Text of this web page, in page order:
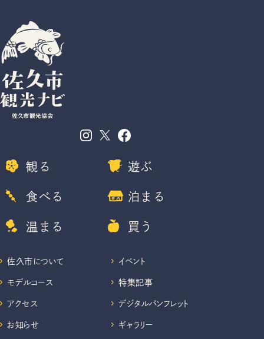
観る 遊ぶ
食べる 泊まる
温まる 買う
佐久市について イベント
モデルコース 特集記事
アクセス デジタルパンフレット
お知らせ ギャラリー